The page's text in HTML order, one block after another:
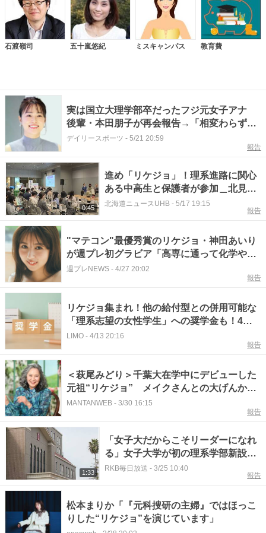
石渡嶺司 五十嵐悠紀 ミスキャンパス 教育費
実は国立大理学部卒だったフジ元女子アナ
後輩・本田朋子が再会報告→「相変わらず綺
麗」「久しぶりに見た」 「もしツア」ナレ
デイリースポーツ - 5/21 20:59
報告
0:45
進め「リケジョ」！理系進路に関心
ある中高生と保護者が参加＿北見工
業大学・北海道大学工学部・室蘭工
業大学の女性研究者と現役学生がエ
北海道ニュースUHB - 5/17 19:15
報告
"マテコン"最優秀賞のリケジョ・神田あいり
が週プレ初グラビア「高専に通って化学や生
物を学んでいるんです」
週プレNEWS - 4/27 20:02
報告
リケジョ集まれ！他の給付型との併用可能な
「理系志望の女性学生」への奨学金も！4
月・5月締め切りの「もらえる」奨学金・2選
LIMO - 4/13 20:16
報告
＜萩尾みどり＞千葉大在学中にデビューした
元祖“リケジョ” メイクさんとの大げんかで
助けてくれた大物俳優は？ 「徹子の部屋」
MANTANWEB - 3/30 16:15
報告
1:33
「女子大だからこそリーダーになれ
る」女子大学が初の理系学部新設
へ 「女子枠」設置の国立大学も
企業の需要増で”理系女子”に熱視線
RKB毎日放送 - 3/25 10:40
報告
松本まりか「『元科捜研の主婦』ではほっこ
りした“リケジョ”を演じています」